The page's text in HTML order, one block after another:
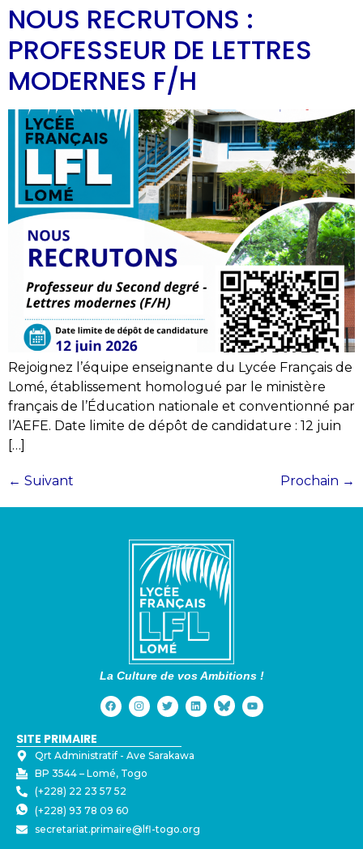
NOUS RECRUTONS :
PROFESSEUR DE LETTRES
MODERNES F/H
Rejoignez l’équipe enseignante du Lycée Français de
Lomé, établissement homologué par le ministère
français de l’Éducation nationale et conventionné par
l’AEFE. Date limite de dépôt de candidature : 12 juin
[…]
← Suivant Prochain →
La Culture de vos Ambitions !
SITE PRIMAIRE
Qrt Administratif - ⁠Ave Sarakawa
BP 3544 – Lomé, Togo
(+228) 22 23 57 52
(+228) 93 78 09 60
secretariat.primaire@lfl-togo.org